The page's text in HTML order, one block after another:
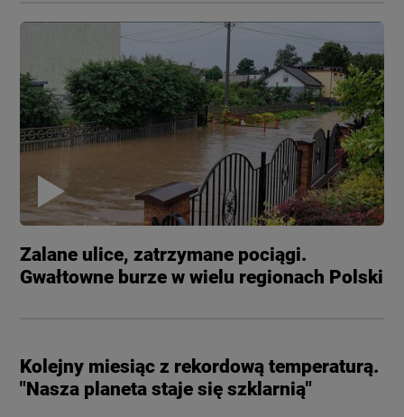
Zalane ulice, zatrzymane pociągi.
Gwałtowne burze w wielu regionach Polski
Kolejny miesiąc z rekordową temperaturą.
"Nasza planeta staje się szklarnią"